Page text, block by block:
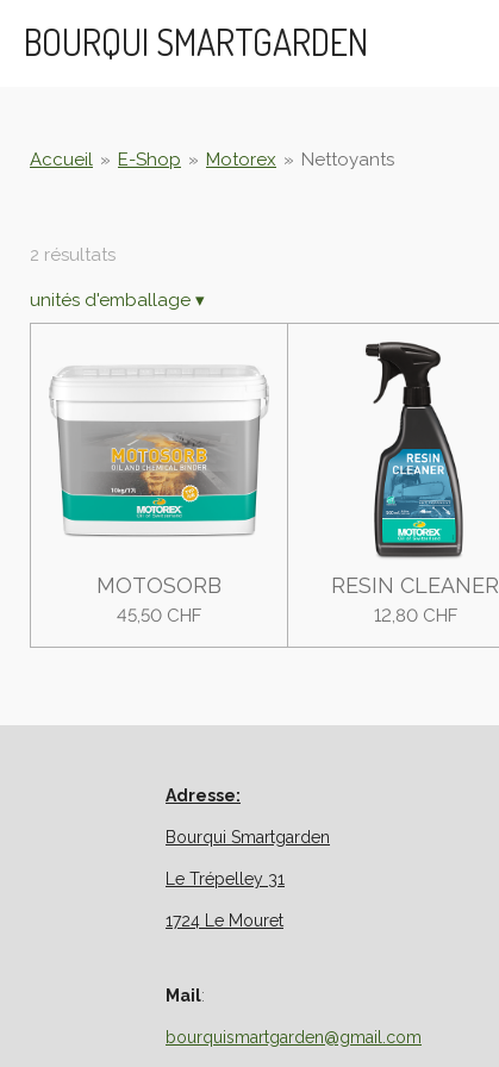
auBOURQUI SMARTGARDEN
Accueil » E-Shop » Motorex » Nettoyants
2 résultats
unités d'emballage ▾
MOTOSORB
45,50 CHF
RESIN CLEANER
12,80 CHF
Adresse:
Bourqui Smartgarden
Le Trépelley 31
1724 Le Mouret
Mail:
bourquismartgarden@gmail.com